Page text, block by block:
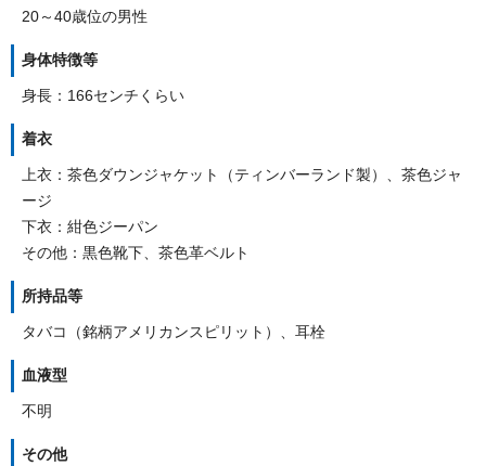
20～40歳位の男性
身体特徴等
身長：166センチくらい
着衣
上衣：茶色ダウンジャケット（ティンバーランド製）、茶色ジャ
ージ
下衣：紺色ジーパン
その他：黒色靴下、茶色革ベルト
所持品等
タバコ（銘柄アメリカンスピリット）、耳栓
血液型
不明
その他